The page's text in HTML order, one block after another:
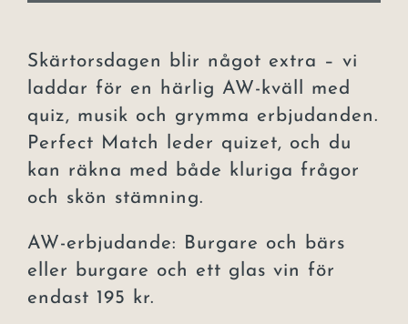
Skärtorsdagen blir något extra – vi
laddar för en härlig AW-kväll med
quiz, musik och grymma erbjudanden.
Perfect Match leder quizet, och du
kan räkna med både kluriga frågor
och skön stämning.
AW-erbjudande: Burgare och bärs
eller burgare och ett glas vin för
endast 195 kr.